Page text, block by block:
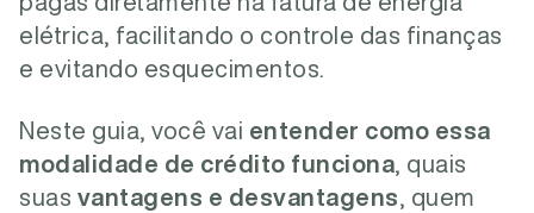
elétrica, facilitando o controle das finanças
e evitando esquecimentos.
Neste guia, você vai entender como essa
modalidade de crédito funciona , quais
suas vantagens e desvantagens , quem